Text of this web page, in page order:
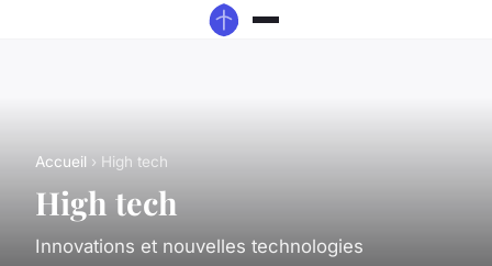
Accueil › High tech
High tech
Innovations et nouvelles technologies